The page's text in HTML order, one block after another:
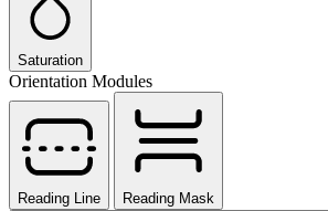
Saturation
Orientation Modules
Reading Line
Reading Mask